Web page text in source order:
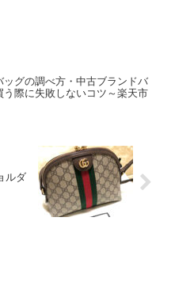
ッグの調べ方・中古ブランドバ
う際に失敗しないコツ～楽天市
ルダ